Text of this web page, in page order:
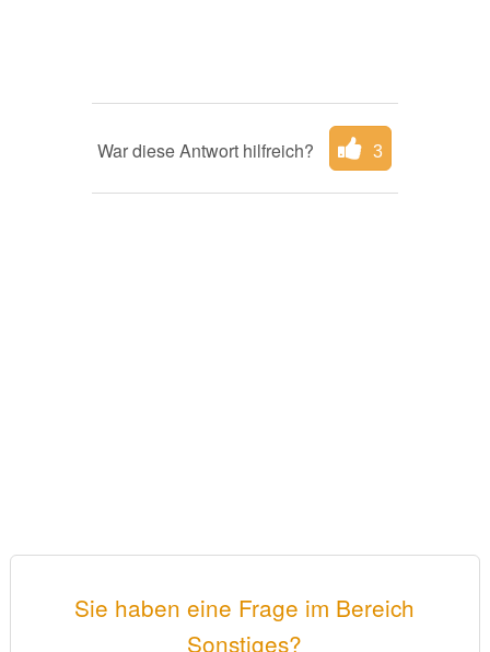
War diese Antwort hilfreich? 3
Sie haben eine Frage im Bereich
Sonstiges?